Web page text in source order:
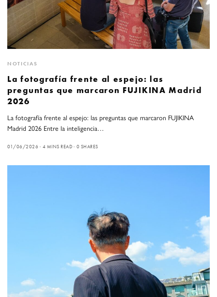
NOTICIAS
La fotografía frente al espejo: las
preguntas que marcaron FUJIKINA Madrid
2026
La fotografía frente al espejo: las preguntas que marcaron FUJIKINA
Madrid 2026 Entre la inteligencia…
01/06/2026 4 MINS READ 0 SHARES